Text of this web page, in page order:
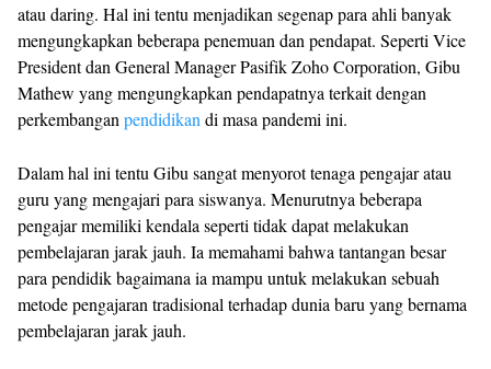
atau daring. Hal ini tentu menjadikan segenap para ahli banyak
mengungkapkan beberapa penemuan dan pendapat. Seperti Vice
President dan General Manager Pasifik Zoho Corporation, Gibu
Mathew yang mengungkapkan pendapatnya terkait dengan
perkembangan pendidikan di masa pandemi ini.
Dalam hal ini tentu Gibu sangat menyorot tenaga pengajar atau
guru yang mengajari para siswanya. Menurutnya beberapa
pengajar memiliki kendala seperti tidak dapat melakukan
pembelajaran jarak jauh. Ia memahami bahwa tantangan besar
para pendidik bagaimana ia mampu untuk melakukan sebuah
metode pengajaran tradisional terhadap dunia baru yang bernama
pembelajaran jarak jauh.